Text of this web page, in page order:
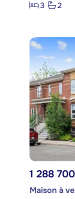
3
2
1 288
Maison à